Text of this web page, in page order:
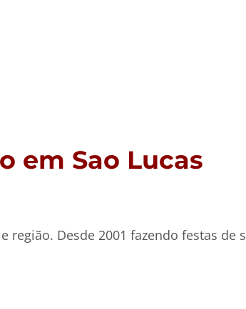
em Sao Lucas
Desde 2001 fazendo festas de